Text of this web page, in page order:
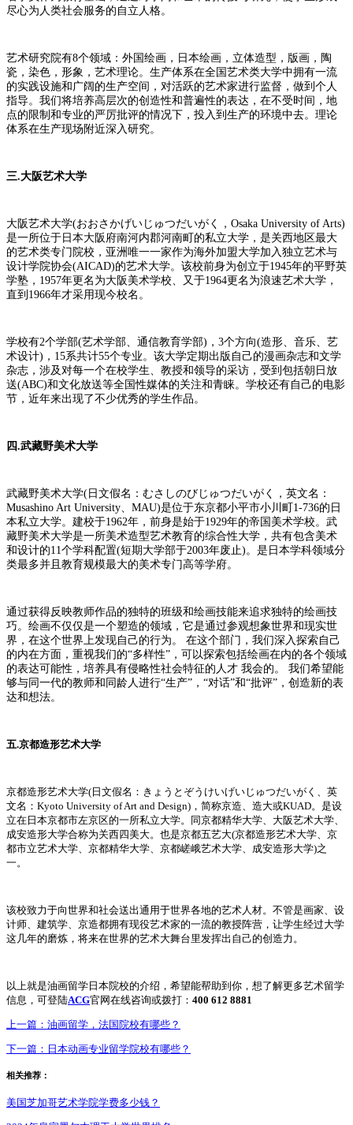
尽心为人类社会服务的自立人格。
艺术研究院有8个领域：外国绘画，日本绘画，立体造型，版画，陶
瓷，染色，形象，艺术理论。生产体系在全国艺术类大学中拥有一流
的实践设施和广阔的生产空间，对活跃的艺术家进行监督，做到个人
指导。我们将培养高层次的创造性和普遍性的表达，在不受时间，地
点的限制和专业的严厉批评的情况下，投入到生产的环境中去。理论
体系在生产现场附近深入研究。
三.大阪艺术大学
大阪艺术大学(おおさかげいじゅつだいがく，Osaka University of Arts)
是一所位于日本大阪府南河内郡河南町的私立大学，是关西地区最大
的艺术类专门院校，亚洲唯一一家作为海外加盟大学加入独立艺术与
设计学院协会(AICAD)的艺术大学。该校前身为创立于1945年的平野英
学塾，1957年更名为大阪美术学校、又于1964更名为浪速艺术大学，
直到1966年才采用现今校名。
学校有2个学部(艺术学部、通信教育学部)，3个方向(造形、音乐、艺
术设计)，15系共计55个专业。该大学定期出版自己的漫画杂志和文学
杂志，涉及对每一个在校学生、教授和领导的采访，受到包括朝日放
送(ABC)和文化放送等全国性媒体的关注和青睐。学校还有自己的电影
节，近年来出现了不少优秀的学生作品。
四.武藏野美术大学
武藏野美术大学(日文假名：むさしのびじゅつだいがく，英文名：
Musashino Art University、MAU)是位于东京都小平市小川町1-736的日
本私立大学。建校于1962年，前身是始于1929年的帝国美术学校。武
藏野美术大学是一所美术造型艺术教育的综合性大学，共有包含美术
和设计的11个学科配置(短期大学部于2003年废止)。是日本学科领域分
类最多并且教育规模最大的美术专门高等学府。
通过获得反映教师作品的独特的班级和绘画技能来追求独特的绘画技
巧。绘画不仅仅是一个塑造的领域，它是通过参观想象世界和现实世
界，在这个世界上发现自己的行为。 在这个部门，我们深入探索自己
的内在方面，重视我们的“多样性”，可以探索包括绘画在内的各个领域
的表达可能性，培养具有侵略性社会特征的人才 我会的。 我们希望能
够与同一代的教师和同龄人进行“生产”，“对话”和“批评”，创造新的表
达和想法。
五.京都造形艺术大学
京都造形艺术大学(日文假名：きょうとぞうけいげいじゅつだいがく、英
文名：Kyoto University of Art and Design)，简称京造、造大或KUAD。是设
立在日本京都市左京区的一所私立大学。同京都精华大学、大阪艺术大学、
成安造形大学合称为关西四美大。也是京都五艺大(京都造形艺术大学、京
都市立艺术大学、京都精华大学、京都嵯峨艺术大学、成安造形大学)之
一。
该校致力于向世界和社会送出通用于世界各地的艺术人材。不管是画家、设
计师、建筑学、京造都拥有现役艺术家的一流的教授阵营，让学生经过大学
这几年的磨炼，将来在世界的艺术大舞台里发挥出自己的创造力。
以上就是油画留学日本院校的介绍，希望能帮助到你，想了解更多艺术留学
信息，可登陆ACG官网在线咨询或拨打： 400 612 8881
上一篇： 油画留学，法国院校有哪些？
下一篇： 日本动画专业留学院校有哪些？
相关推荐：
美国芝加哥艺术学院学费多少钱？